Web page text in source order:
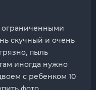
скучный и очень
пыль
иногда нужно
с ребенком 10